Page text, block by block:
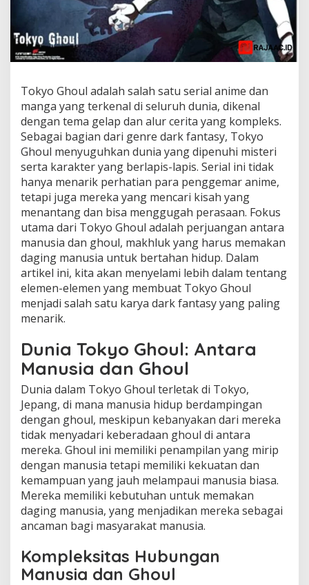
Tokyo Ghoul adalah salah satu serial anime dan
manga yang terkenal di seluruh dunia, dikenal
dengan tema gelap dan alur cerita yang kompleks.
Sebagai bagian dari genre dark fantasy, Tokyo
Ghoul menyuguhkan dunia yang dipenuhi misteri
serta karakter yang berlapis-lapis. Serial ini tidak
hanya menarik perhatian para penggemar anime,
tetapi juga mereka yang mencari kisah yang
menantang dan bisa menggugah perasaan. Fokus
utama dari Tokyo Ghoul adalah perjuangan antara
manusia dan ghoul, makhluk yang harus memakan
daging manusia untuk bertahan hidup. Dalam
artikel ini, kita akan menyelami lebih dalam tentang
elemen-elemen yang membuat Tokyo Ghoul
menjadi salah satu karya dark fantasy yang paling
menarik.
Dunia Tokyo Ghoul: Antara
Manusia dan Ghoul
Dunia dalam Tokyo Ghoul terletak di Tokyo,
Jepang, di mana manusia hidup berdampingan
dengan ghoul, meskipun kebanyakan dari mereka
tidak menyadari keberadaan ghoul di antara
mereka. Ghoul ini memiliki penampilan yang mirip
dengan manusia tetapi memiliki kekuatan dan
kemampuan yang jauh melampaui manusia biasa.
Mereka memiliki kebutuhan untuk memakan
daging manusia, yang menjadikan mereka sebagai
ancaman bagi masyarakat manusia.
Kompleksitas Hubungan
Manusia dan Ghoul